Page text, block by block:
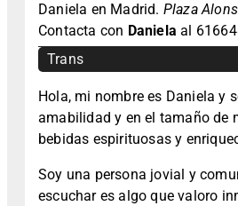
Daniela en Madrid. Plaza
Contacta con Daniela al
Trans
Hola, mi nombre es Daniela y
amabilidad y en el tamaño de
bebidas espirituosas y
Soy una persona jovial y
escuchar es algo que valoro